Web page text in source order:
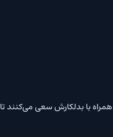
سعی می‌کنند تا در آخرین